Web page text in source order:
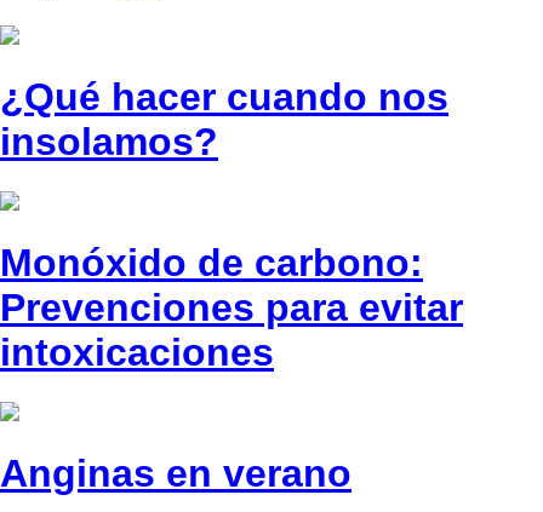
¿Qué hacer cuando nos
insolamos?
Monóxido de carbono:
Prevenciones para evitar
intoxicaciones
Anginas en verano